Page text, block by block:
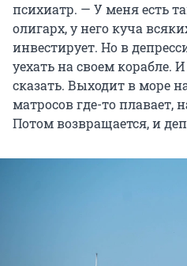
психиатр. — У меня есть
олигарх, у него куча
инвестирует. Но в
уехать на своем корабле.
сказать. Выходит в море
матросов где-то плавает,
Потом возвращается, и